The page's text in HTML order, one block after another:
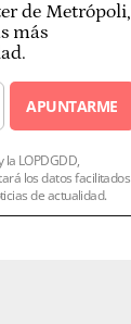
de Metrópoli,
más
APUNTARME
la LOPDGDD,
los datos facilitados
de actualidad.